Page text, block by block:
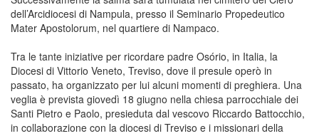
dell’Arcidiocesi di Nampula, presso il Seminario Propedeutico
Mater Apostolorum, nel quartiere di Nampaco.
Tra le tante iniziative per ricordare padre Osório, in Italia, la
Diocesi di Vittorio Veneto, Treviso, dove il presule operò in
passato, ha organizzato per lui alcuni momenti di preghiera. Una
veglia è prevista giovedì 18 giugno nella chiesa parrocchiale dei
Santi Pietro e Paolo, presieduta dal vescovo Riccardo Battocchio,
in collaborazione con la diocesi di Treviso e i missionari della